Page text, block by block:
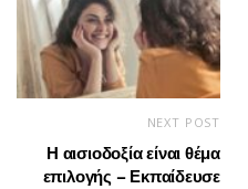
NEXT POST
Η αισιοδοξία είναι θέμα
επιλογής – Εκπαίδευσε